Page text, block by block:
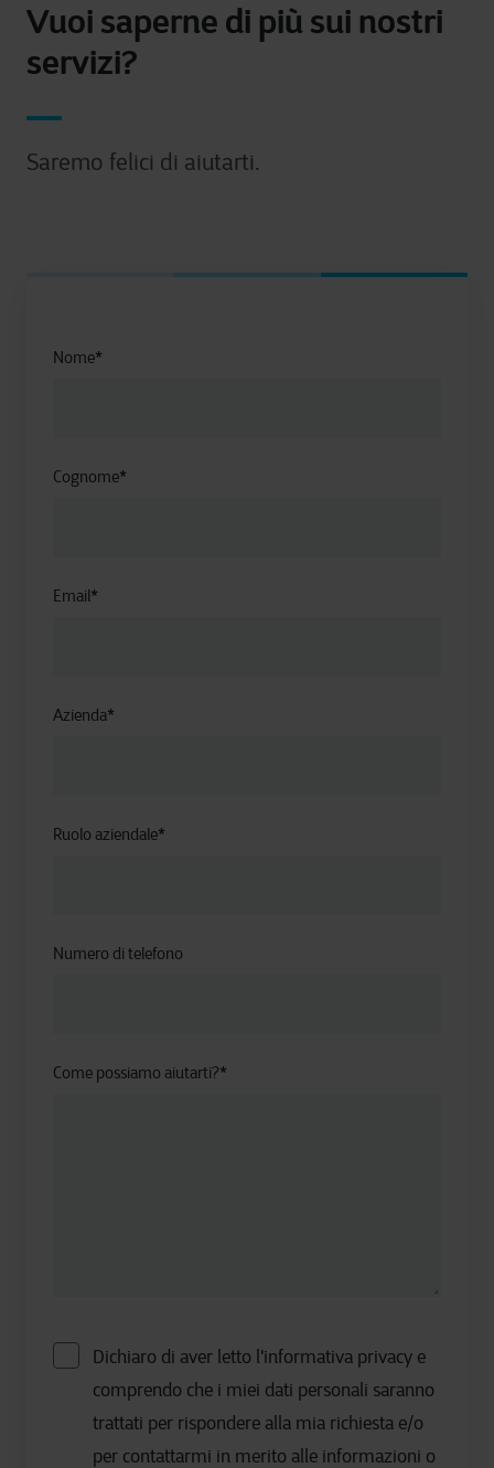
Vuoi saperne di più sui nostri
servizi?
Saremo felici di aiutarti.
Nome*
Cognome*
Email*
Azienda*
Ruolo aziendale*
Numero di telefono
Come possiamo aiutarti?*
Dichiaro di aver letto l'informativa privacy e
comprendo che i miei dati personali saranno
trattati per rispondere alla mia richiesta e/o
per contattarmi in merito alle informazioni o